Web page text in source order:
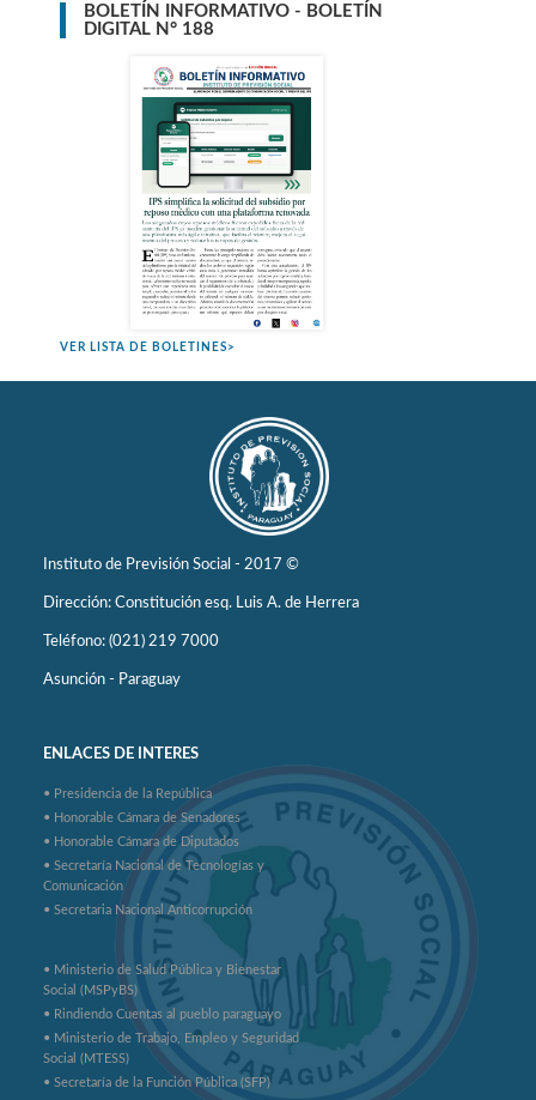
BOLETÍN INFORMATIVO - BOLETÍN
DIGITAL N° 188
VER LISTA DE BOLETINES>
Instituto de Previsión Social - 2017 ©
Dirección: Constitución esq. Luis A. de Herrera
Teléfono: (021) 219 7000
Asunción - Paraguay
ENLACES DE INTERES
• Presidencia de la República
• Honorable Cámara de Senadores
• Honorable Cámara de Diputados
• Secretaría Nacional de Tecnologías y
Comunicación
• Secretaria Nacional Anticorrupción
• Ministerio de Salud Pública y Bienestar
Social (MSPyBS)
• Rindiendo Cuentas al pueblo paraguayo
• Ministerio de Trabajo, Empleo y Seguridad
Social (MTESS)
• Secretaría de la Función Pública (SFP)